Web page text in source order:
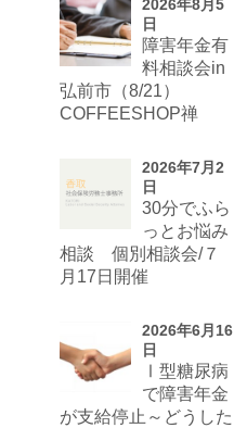
2026年8月5
日
障害年金有
料相談会in
弘前市（8/21）
COFFEESHOP禅
2026年7月2
日
30分でふら
っとお悩み
相談 個別相談会/７
月17日開催
2026年6月16
日
Ⅰ型糖尿病
で障害年金
が支給停止～どうした